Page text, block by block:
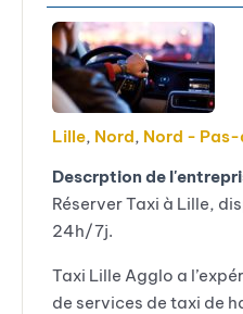
Lille, Nord, Nord -
Descrption de
Réserver Taxi à Lille,
24h/7j.
Taxi Lille Agglo a
de services de taxi de